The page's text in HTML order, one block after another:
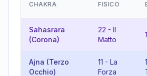
CHAKRA FISICO
Sahasrara
(Corona)
22 - Il
Matto
1
Ajna (Terzo
Occhio)
11 - La
Forza